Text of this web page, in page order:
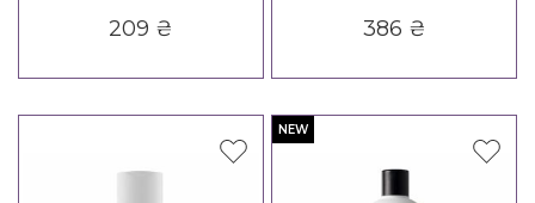
209 ₴ 386 ₴
NEW